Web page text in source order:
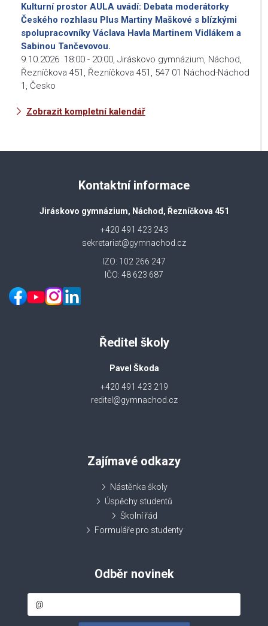
Kulturní prostor AULA uvádí: Debata moderátorky
Českého rozhlasu Plus Martiny Maškové s blízkými
spolupracovníky Václava Havla Martinem Vidlákem a
Sabinou Tančevovou.
9.10.2026 18:00 - 20:00 Jiráskovo gymnázium, Náchod,
Řezníčkova 451, Řezníčkova 451, 547 01 Náchod-Náchod
1, Česko
Zobrazit kompletní kalendář
Kontaktní informace
Jiráskovo gymnázium, Náchod, Řezníčkova 451
+420 491 423 243
sekretariat@gymnachod.cz
IZO: 102 266 247
IČO: 48 623 687
Ředitel školy
Pavel Škoda
+420 491 423 219
reditel@gymnachod.cz
Zajímavé odkazy
Nástěnka školy
Úspěchy studentů
Školní řád
Formuláře pro studenty
Odběr novinek